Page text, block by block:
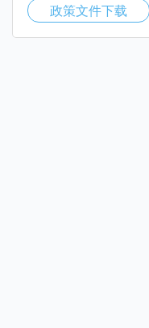
政策文件下载